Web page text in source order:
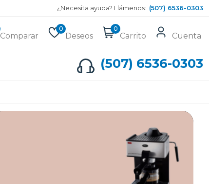
¿Necesita ayuda? Llámenos: (507) 6536-0303
Comparar
0
Deseos
0
Carrito Cuenta
(507) 6536-0303